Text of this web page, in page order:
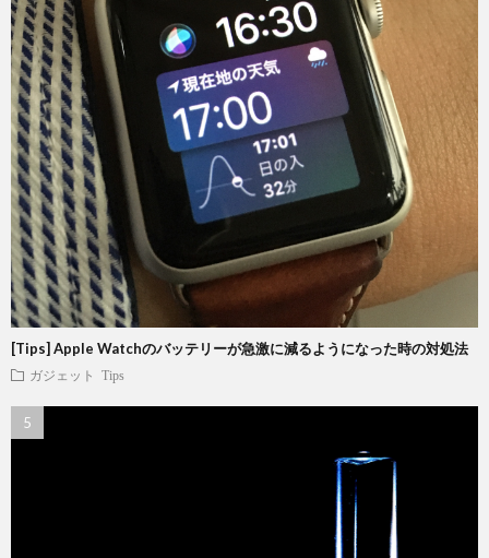
[Tips] Apple Watchのバッテリーが急激に減るようになった時の対処法
ガジェット Tips